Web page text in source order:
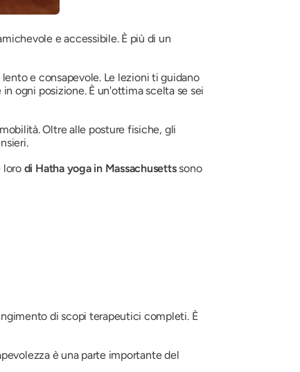
e accessibile. È più di un
e consapevole. Le lezioni ti guidano
ogni posizione. È un'ottima scelta se sei
Oltre alle posture fisiche, gli
loro di Hatha yoga in Massachusettssono
di scopi terapeutici completi. È
è una parte importante del